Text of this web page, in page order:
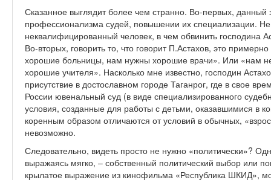
Сказанное выглядит более чем странно. Во-первых, данный
профессионализма судей, повышении их специализации.
неквалифицированный человек, в чем обвинить господина
Во-вторых, говорить то, что говорит П.Астахов, это
хорошие больницы, нам нужны хорошие врачи». Или «нам
хорошие учителя». Насколько мне известно, господин
присутствие в достославном городе Таганрог, где в свое
России ювенальный суд (в виде специализированного
условия, созданные для работы с детьми, оказавшимися в
коренным образом отличаются от условий в обычных,
невозможно.
Следовательно, видеть просто не нужно «политически»?
выражаясь мягко, – собственный политический выбор или
крылатое выражение из кинофильма «Республика ШКИД»,